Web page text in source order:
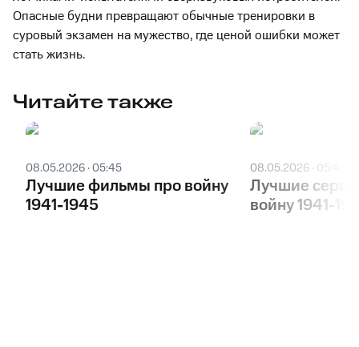
Опасные будни превращают обычные тренировки в
суровый экзамен на мужество, где ценой ошибки может
стать жизнь.
Читайте также
08.05.2026 · 05:45
Лучшие фильмы про войну
1941-1945
08.05.2026 · 05:45
Лучшие
войну 1941-